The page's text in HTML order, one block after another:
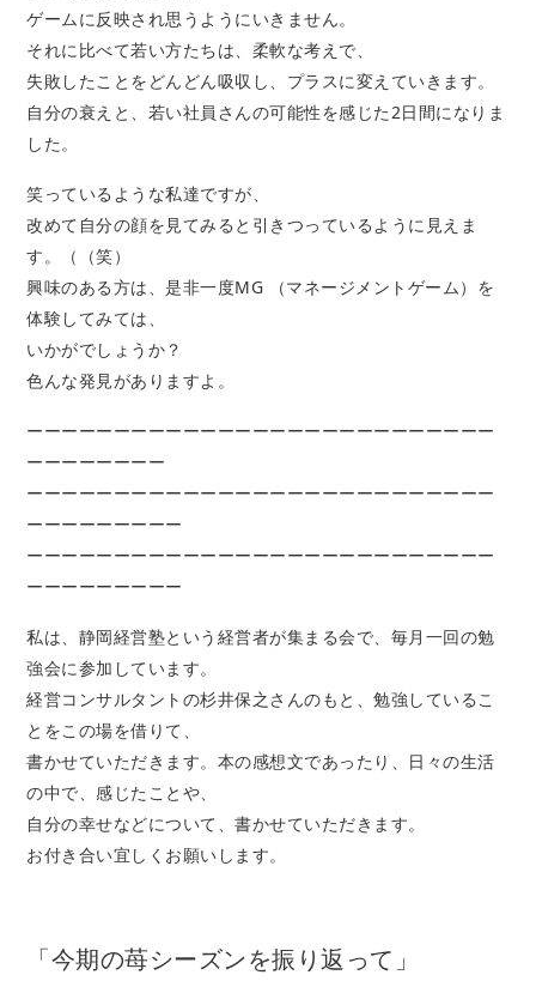
ゲームに反映され思うようにいきません。
それに比べて若い方たちは、柔軟な考えで、
失敗したことをどんどん吸収し、プラスに変えていきます。
自分の衰えと、若い社員さんの可能性を感じた2日間になりま
した。
笑っているような私達ですが、
改めて自分の顔を見てみると引きつっているように見えま
す。（（笑）
興味のある方は、是非一度MG （マネージメントゲーム）を
体験してみては、
いかがでしょうか？
色んな発見がありますよ。
ーーーーーーーーーーーーーーーーーーーーーーーーーーー
ーーーーーーーー
ーーーーーーーーーーーーーーーーーーーーーーーーーーー
ーーーーーーーーー
ーーーーーーーーーーーーーーーーーーーーーーーーーーー
ーーーーーーーーー
私は、静岡経営塾という経営者が集まる会で、毎月一回の勉
強会に参加しています。
経営コンサルタントの杉井保之さんのもと、勉強しているこ
とをこの場を借りて、
書かせていただきます。本の感想文であったり、日々の生活
の中で、感じたことや、
自分の幸せなどについて、書かせていただきます。
お付き合い宜しくお願いします。
「今期の苺シーズンを振り返って」